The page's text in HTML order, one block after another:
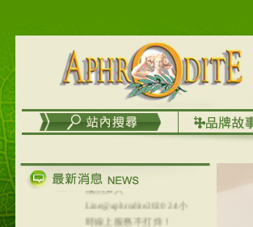
在外租屋者、居住處無管
理員、不方便在工作地點
取件者，歡迎多多使用
【郵局i郵箱】的服務喔～
【i郵箱】設立的地點，請
成功加入
Line@aphrodite2020 24小
時線上服務不打烊！
本站支援台灣Pay